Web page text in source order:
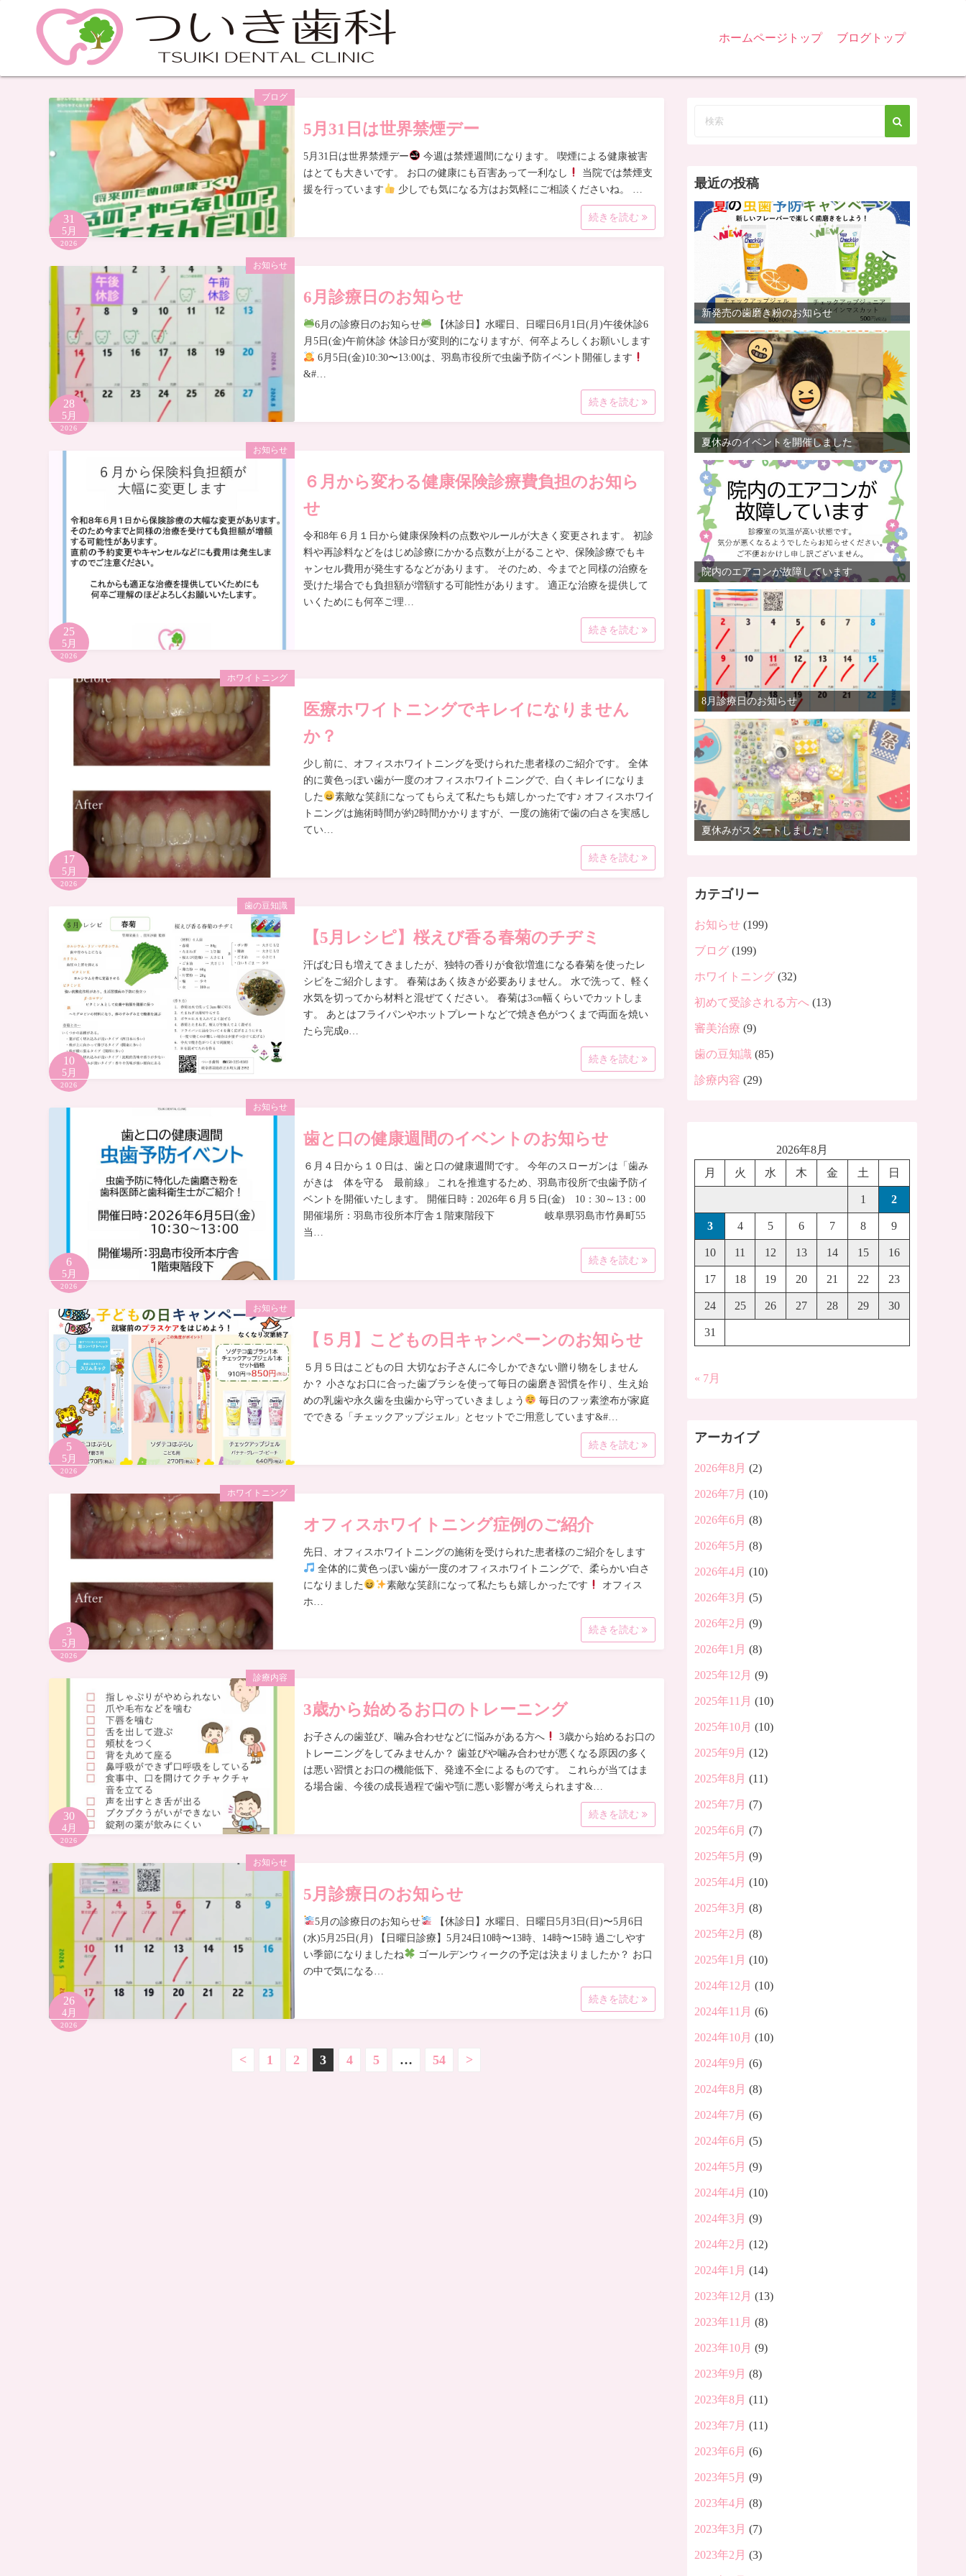
ホームページトップ ブログトップ
ブログ
31
5月
2026
5月31日は世界禁煙デー
5月31日は世界禁煙デー
今週は禁煙週間になります。 喫煙による健康被害
はとても大きいです。 お口の健康にも百害あって一利なし
当院では禁煙支
援を行っています
少しでも気になる方はお気軽にご相談くださいね。 …
続きを読む
お知らせ
28
5月
2026
6月診療日のお知らせ
6月の診療日のお知らせ
【休診日】水曜日、日曜日6月1日(月)午後休診6
月5日(金)午前休診 休診日が変則的になりますが、何卒よろしくお願いします
6月5日(金)10:30〜13:00は、羽島市役所で虫歯予防イベント開催します
&#…
続きを読む
お知らせ
25
5月
2026
６月から変わる健康保険診療費負担のお知ら
せ
令和8年６月１日から健康保険料の点数やルールが大きく変更されます。 初診
料や再診料などをはじめ診療にかかる点数が上がることや、保険診療でもキ
ャンセル費用が発生するなどがあります。 そのため、今までと同様の治療を
受けた場合でも負担額が増額する可能性があります。 適正な治療を提供して
いくためにも何卒ご理…
続きを読む
ホワイトニング
17
5月
2026
医療ホワイトニングでキレイになりません
か？
少し前に、オフィスホワイトニングを受けられた患者様のご紹介です。 全体
的に黄色っぽい歯が一度のオフィスホワイトニングで、白くキレイになりま
した
素敵な笑顔になってもらえて私たちも嬉しかったです♪ オフィスホワイ
トニングは施術時間が約2時間かかりますが、一度の施術で歯の白さを実感し
てい…
続きを読む
歯の豆知識
10
5月
2026
【5月レシピ】桜えび香る春菊のチヂミ
汗ばむ日も増えてきましたが、独特の香りが食欲増進になる春菊を使ったレ
シピをご紹介します。 春菊はあく抜きが必要ありません。 水で洗って、軽く
水気を切ってから材料と混ぜてください。 春菊は3㎝幅くらいでカットしま
す。 あとはフライパンやホットプレートなどで焼き色がつくまで両面を焼い
たら完成ɵ…
続きを読む
お知らせ
6
5月
2026
歯と口の健康週間のイベントのお知らせ
６月４日から１０日は、歯と口の健康週間です。 今年のスローガンは「歯み
がきは 体を守る 最前線」 これを推進するため、羽島市役所で虫歯予防イ
ベントを開催いたします。 開催日時：2026年６月５日(金) 10：30～13：00
開催場所：羽島市役所本庁舎１階東階段下 岐阜県羽島市竹鼻町55
当…
続きを読む
お知らせ
5
5月
2026
【５月】こどもの日キャンペーンのお知らせ
５月５日はこどもの日 大切なお子さんに今しかできない贈り物をしません
か？ 小さなお口に合った歯ブラシを使って毎日の歯磨き習慣を作り、生え始
めの乳歯や永久歯を虫歯から守っていきましょう
毎日のフッ素塗布が家庭
でできる「チェックアップジェル」とセットでご用意しています&#…
続きを読む
ホワイトニング
3
5月
2026
オフィスホワイトニング症例のご紹介
先日、オフィスホワイトニングの施術を受けられた患者様のご紹介をします
全体的に黄色っぽい歯が一度のオフィスホワイトニングで、柔らかい白さ
になりました
素敵な笑顔になって私たちも嬉しかったです
オフィス
ホ…
続きを読む
診療内容
30
4月
2026
3歳から始めるお口のトレーニング
お子さんの歯並び、噛み合わせなどに悩みがある方へ
3歳から始めるお口の
トレーニングをしてみませんか？ 歯並びや噛み合わせが悪くなる原因の多く
は悪い習慣とお口の機能低下、発達不全によるものです。 これらが当てはま
る場合歯、今後の成長過程で歯や顎に悪い影響が考えられます&…
続きを読む
お知らせ
26
4月
2026
5月診療日のお知らせ
5月の診療日のお知らせ
【休診日】水曜日、日曜日5月3日(日)〜5月6日
(水)5月25日(月) 【日曜日診療】5月24日10時〜13時、14時〜15時 過ごしやす
い季節になりましたね
ゴールデンウィークの予定は決まりましたか？ お口
の中で気になる…
続きを読む
< 1 2 3 4 5 … 54 >
最近の投稿
新発売の歯磨き粉のお知らせ
夏休みのイベントを開催しました
院内のエアコンが故障しています
8月診療日のお知らせ
夏休みがスタートしました！
カテゴリー
お知らせ (199)
ブログ (199)
ホワイトニング (32)
初めて受診される方へ (13)
審美治療 (9)
歯の豆知識 (85)
診療内容 (29)
2026年8月
月
火 水 木 金 土 日
1 2
3 4 5 6 7 8 9
10 11 12 13 14 15 16
17 18 19 20 21 22 23
24 25 26 27 28 29 30
31
« 7月
アーカイブ
2026年8月 (2)
2026年7月 (10)
2026年6月 (8)
2026年5月 (8)
2026年4月 (10)
2026年3月 (5)
2026年2月 (9)
2026年1月 (8)
2025年12月 (9)
2025年11月 (10)
2025年10月 (10)
2025年9月 (12)
2025年8月 (11)
2025年7月 (7)
2025年6月 (7)
2025年5月 (9)
2025年4月 (10)
2025年3月 (8)
2025年2月 (8)
2025年1月 (10)
2024年12月 (10)
2024年11月 (6)
2024年10月 (10)
2024年9月 (6)
2024年8月 (8)
2024年7月 (6)
2024年6月 (5)
2024年5月 (9)
2024年4月 (10)
2024年3月 (9)
2024年2月 (12)
2024年1月 (14)
2023年12月 (13)
2023年11月 (8)
2023年10月 (9)
2023年9月 (8)
2023年8月 (11)
2023年7月 (11)
2023年6月 (6)
2023年5月 (9)
2023年4月 (8)
2023年3月 (7)
2023年2月 (3)